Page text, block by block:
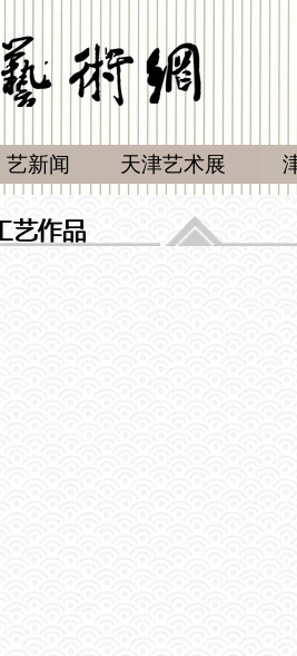
艺新闻 天津艺术展